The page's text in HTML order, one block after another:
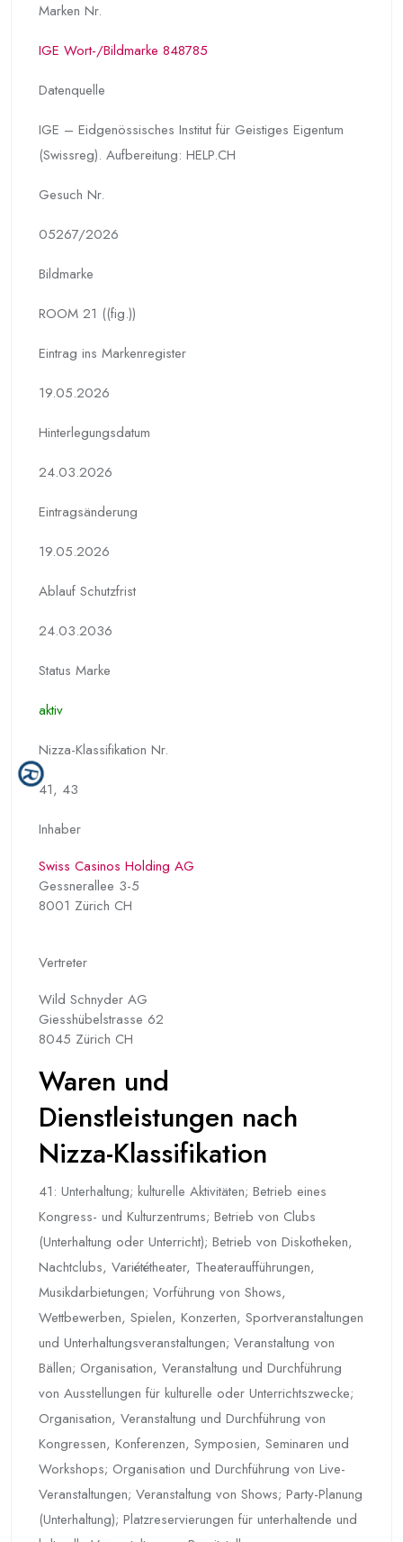
Marken Nr.
IGE Wort-/Bildmarke 848785
Datenquelle
IGE – Eidgenössisches Institut für Geistiges Eigentum
(Swissreg). Aufbereitung: HELP.CH
Gesuch Nr.
05267/2026
Bildmarke
ROOM 21 ((fig.))
Eintrag ins Markenregister
19.05.2026
Hinterlegungs­datum
24.03.2026
Eintragsänderung
19.05.2026
Ablauf Schutzfrist
24.03.2036
Status Marke
aktiv
Nizza-Klassifikation Nr.
41, 43
Inhaber
Swiss Casinos Holding AG
Gessnerallee 3-5
8001 Zürich CH
Vertreter
Wild Schnyder AG
Giesshübelstrasse 62
8045 Zürich CH
Waren und
Dienstleistungen nach
Nizza-Klassifikation
41: Unterhaltung; kulturelle Aktivitäten; Betrieb eines
Kongress- und Kulturzentrums; Betrieb von Clubs
(Unterhaltung oder Unterricht); Betrieb von Diskotheken,
Nachtclubs, Variététheater, Theateraufführungen,
Musikdarbietungen; Vorführung von Shows,
Wettbewerben, Spielen, Konzerten, Sportveranstaltungen
und Unterhaltungsveranstaltungen; Veranstaltung von
Bällen; Organisation, Veranstaltung und Durchführung
von Ausstellungen für kulturelle oder Unterrichtszwecke;
Organisation, Veranstaltung und Durchführung von
Kongressen, Konferenzen, Symposien, Seminaren und
Workshops; Organisation und Durchführung von Live-
Veranstaltungen; Veranstaltung von Shows; Party-Planung
(Unterhaltung); Platzreservierungen für unterhaltende und